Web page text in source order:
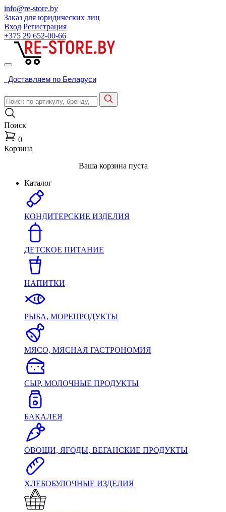
info@re-store.by
Заказ для юридических лиц
Вход Регистрация
+375 29 652-00-66
Доставляем по Беларуси
Поиск
0
Корзина
Ваша корзина пуста
Каталог
КОНДИТЕРСКИЕ ИЗДЕЛИЯ
ДЕТСКОЕ ПИТАНИЕ
НАПИТКИ
РЫБА, МОРЕПРОДУКТЫ
МЯСО, МЯСНАЯ ГАСТРОНОМИЯ
СЫР, МОЛОЧНЫЕ ПРОДУКТЫ
БАКАЛЕЯ
ОВОЩИ, ЯГОДЫ, ВЕГАНСКИЕ ПРОДУКТЫ
ХЛЕБОБУЛОЧНЫЕ ИЗДЕЛИЯ